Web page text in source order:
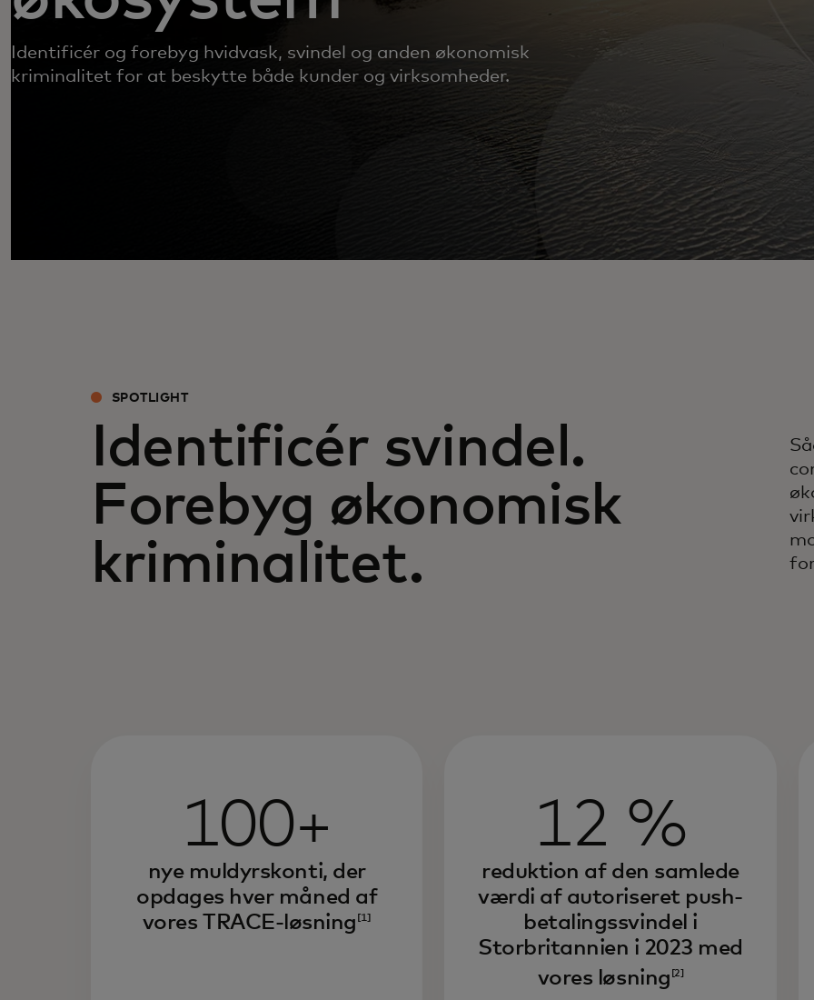
Identificér og forebyg hvidvask, svindel og anden økonomisk
kriminalitet for at beskytte både kunder og virksomheder.
SPOTLIGHT
Identificér svindel.
Forebyg økonomisk
kriminalitet.
100+
nye muldyrskonti, der
opdages hver måned af
vores TRACE-løsning [1]
12 %
reduktion af den samlede
værdi af autoriseret push-
betalingssvindel i
Storbritannien i 2023 med
vores løsning [2]